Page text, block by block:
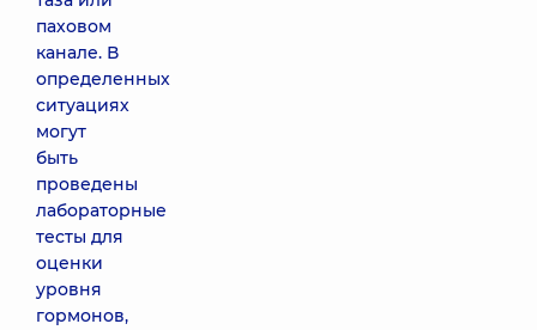
паховом
канале. В
определенных
ситуациях
могут
быть
проведены
лабораторные
тесты для
оценки
уровня
гормонов,